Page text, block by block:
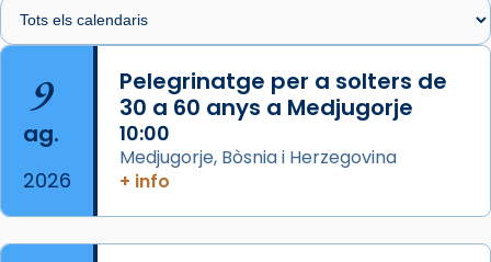
🔗
📸 J. Merino
Photo
View on Facebook ·
de Barcelona.
2 weeks ago
9
ag.
2026
Pelegrinatge per a solters de
30 a 60 anys a Medjugorje
10:00
Medjugorje, Bòsnia i Herzegovina
+ info